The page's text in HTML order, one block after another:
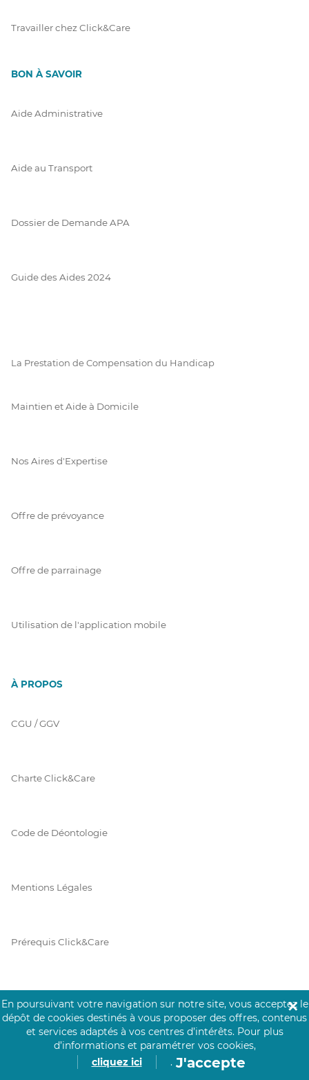
Travailler chez Click&Care
BON À SAVOIR
Aide Administrative
Aide au Transport
Dossier de Demande APA
Guide des Aides 2024
La Prestation de Compensation du Handicap
Maintien et Aide à Domicile
Nos Aires d'Expertise
Offre de prévoyance
Offre de parrainage
Utilisation de l'application mobile
À PROPOS
CGU / GGV
Charte Click&Care
Code de Déontologie
Mentions Légales
Prérequis Click&Care
Vie Privée
En poursuivant votre navigation sur notre site, vous acceptez le
dépôt de cookies destinés à vous proposer des offres, contenus
et services adaptés à vos centres d’intérêts. Pour plus
d’informations et paramétrer vos cookies,
cliquez ici
. J'accepte
✕